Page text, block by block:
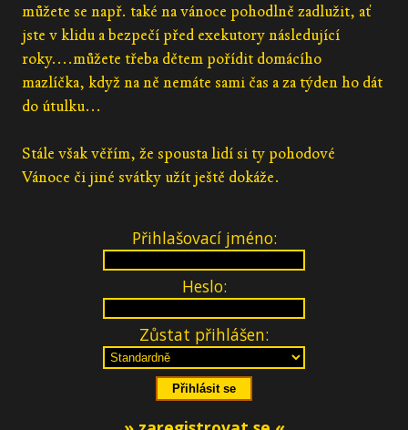
můžete se např. také na vánoce pohodlně zadlužit, ať
jste v klidu a bezpečí před exekutory následující
roky....můžete třeba dětem pořídit domácího
mazlíčka, když na ně nemáte sami čas a za týden ho dát
do útulku...
Stále však věřím, že spousta lidí si ty pohodové
Vánoce či jiné svátky užít ještě dokáže.
Přihlašovací jméno:
Heslo:
Zůstat přihlášen: